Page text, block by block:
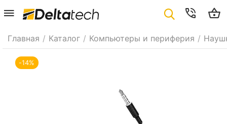
Главная / Каталог / Компьютеры и периферия /
-14%